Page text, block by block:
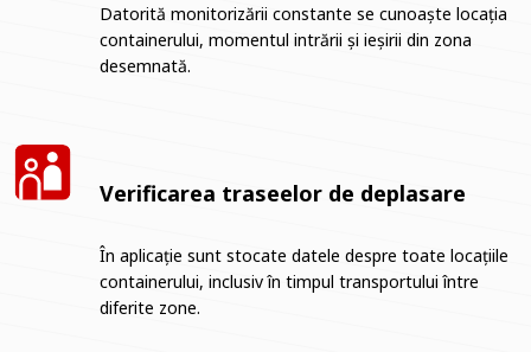
Datorită monitorizării constante se cunoaște locația
containerului, momentul intrării și ieșirii din zona
desemnată.
Verificarea traseelor de deplasare
În aplicație sunt stocate datele despre toate locațiile
containerului, inclusiv în timpul transportului între
diferite zone.